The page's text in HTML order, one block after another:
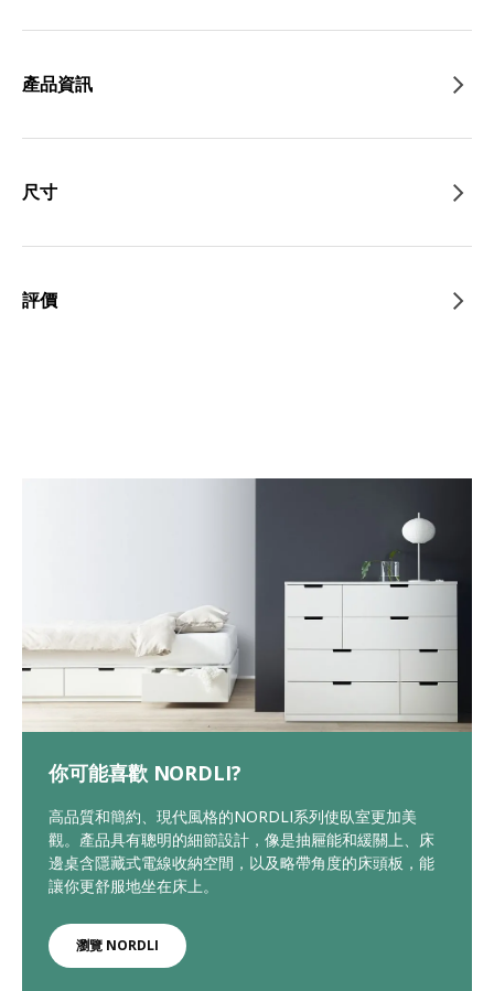
產品資訊
尺寸
評價
你可能喜歡 NORDLI?
高品質和簡約、現代風格的NORDLI系列使臥室更加美
觀。產品具有聰明的細節設計，像是抽屜能和緩關上、床
邊桌含隱藏式電線收納空間，以及略帶角度的床頭板，能
讓你更舒服地坐在床上。
瀏覽 NORDLI